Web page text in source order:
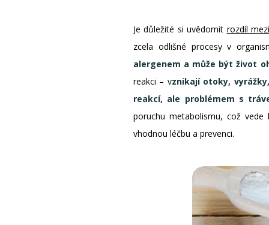
Je důležité si uvědomit rozdíl
zcela odlišné procesy v
alergenem a může být život
reakci – vznikají otoky,
reakcí, ale problémem s
poruchu metabolismu, což
vhodnou léčbu a prevenci.